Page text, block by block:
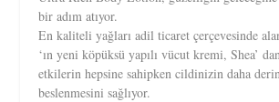
bir adım atıyor.
En kaliteli yağları adil ticaret çerçevesinde
‘ın yeni köpüksü yapılı vücut kremi, Shea’
etkilerin hepsine sahipken cildinizin daha
beslenmesini sağlıyor.